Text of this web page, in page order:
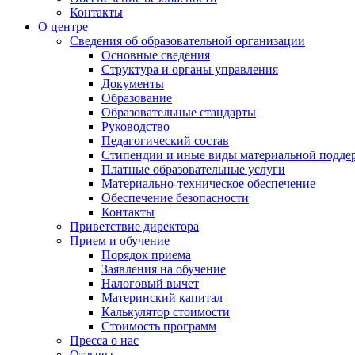
Контакты
О центре
Сведения об образовательной организации
Основные сведения
Структура и органы управления
Документы
Образование
Образовательные стандарты
Руководство
Педагогический состав
Стипендии и иные виды материальной
Платные образовательные услуги
Материально-техническое обеспечение
Обеспечение безопасности
Контакты
Приветствие директора
Прием и обучение
Порядок приема
Заявления на обучение
Налоговый вычет
Материнский капитал
Калькулятор стоимости
Стоимость программ
Пресса о нас